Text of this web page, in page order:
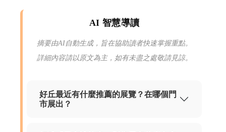
AI 智慧導讀
摘要由AI自動生成，旨在協助讀者快速掌握重點。
詳細內容請以原文為主，如有未盡之處敬請見諒。
好丘最近有什麼推薦的展覽？在哪個門
市展出？